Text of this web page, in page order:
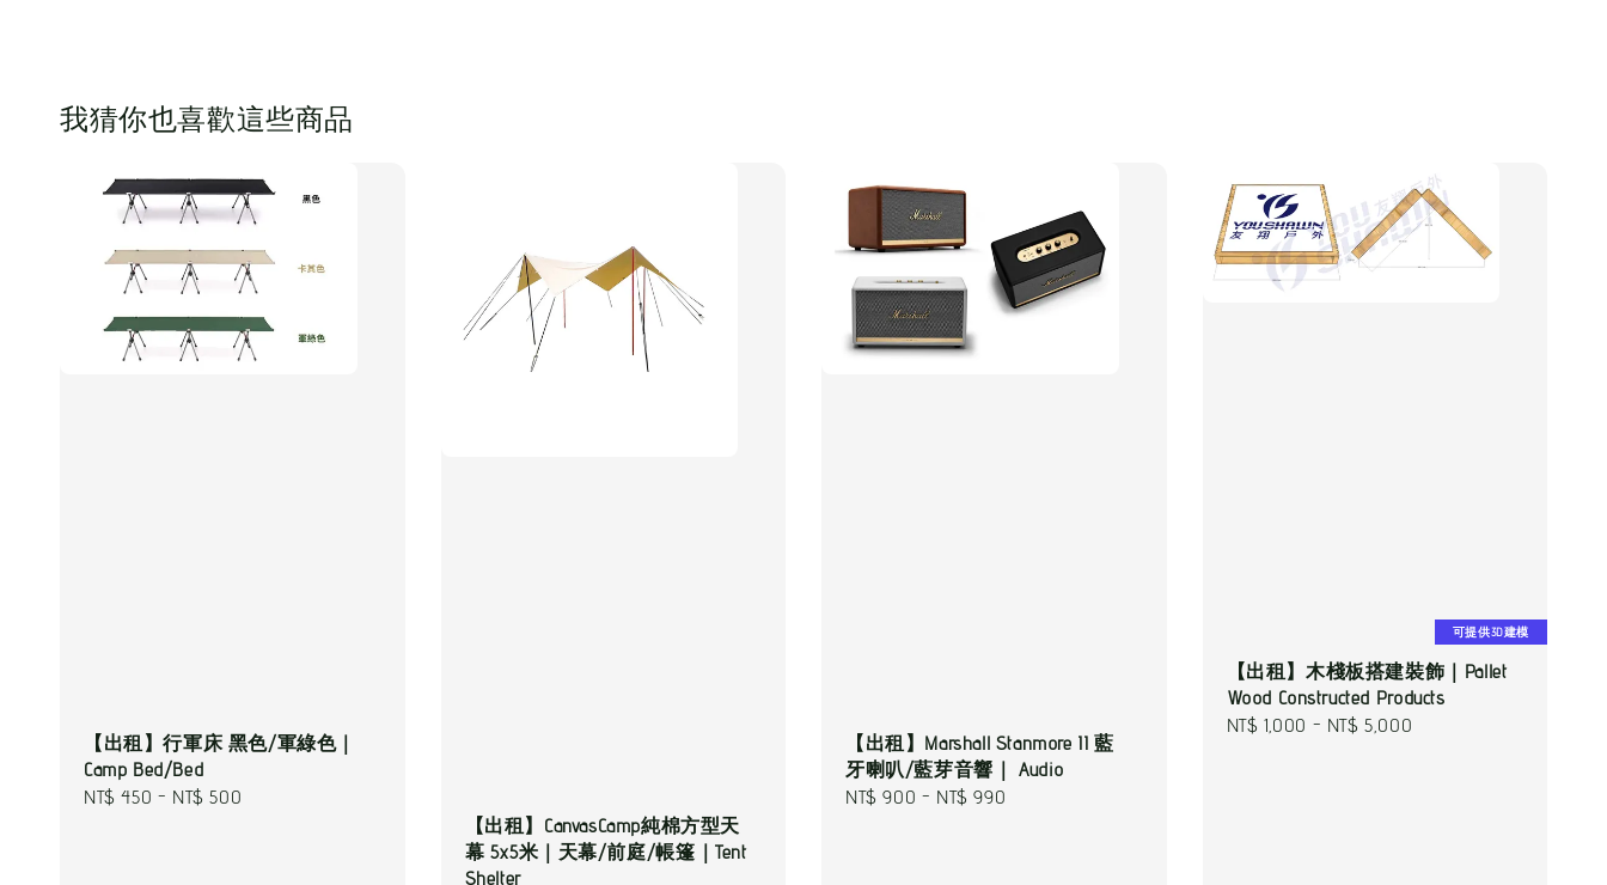
我猜你也喜歡這些商品
【出租】行軍床 黑色/軍綠色｜
Camp Bed/Bed
Regular
NT$ 450 - NT$ 500
【出租】CanvasCamp純棉方型天
幕 5x5米｜天幕/前庭/帳篷｜Tent
Shelter
【出租】Marshall Stanmore II 藍
牙喇叭/藍芽音響｜ Audio
Regular
NT$ 900 - NT$ 990
可提供3D建模
【出租】木棧板搭建裝飾｜Pallet
Wood Constructed Products
Regular
NT$ 1,000 - NT$ 5,000